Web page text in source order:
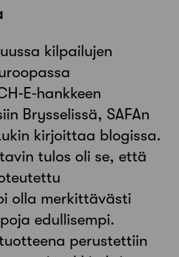
kilpailujen
Brysselissä, SAFAn
kirjoittaa blogissa.
tulos oli se, että
olla merkittävästi
edullisempi.
perustettiin